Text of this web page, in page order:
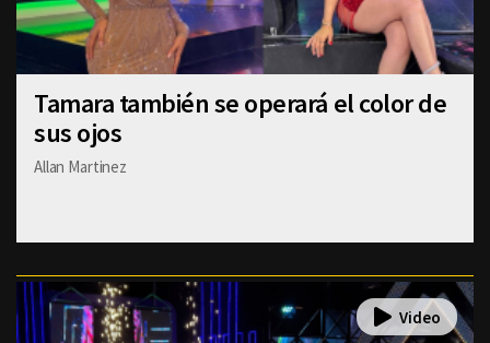
Tamara también se operará el color de
sus ojos
Allan Martinez